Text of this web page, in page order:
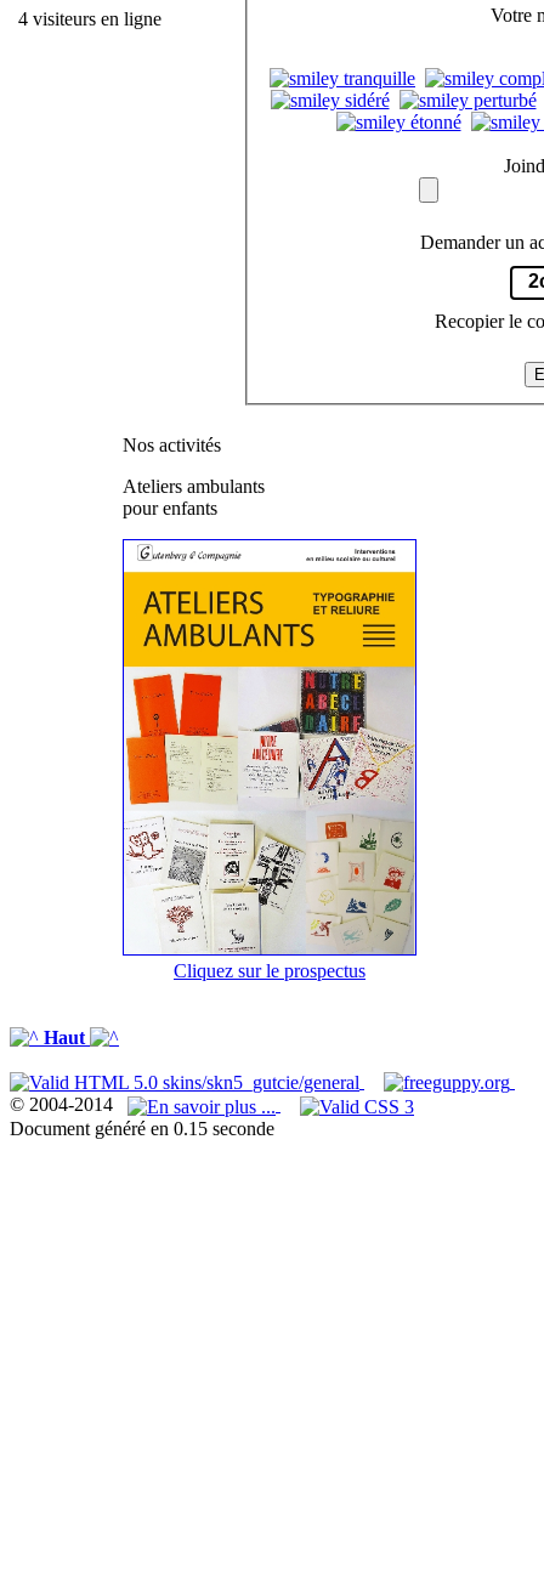
4 visiteurs en ligne
Votre
Demander un
Recopier le
Nos activités
Ateliers ambulants
pour enfants
Cliquez sur le prospectus
Haut
© 2004-2014
Document généré en 0.15 seconde